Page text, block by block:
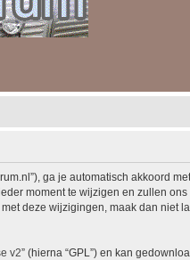
ga je automatisch akkoord
moment te wijzigen en zullen
deze wijzigingen, maak dan niet
v2” (hierna “GPL”) en kan